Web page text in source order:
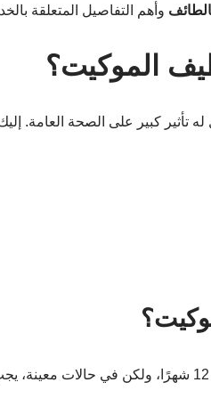
وأهم التفاصيل المتعلقة
الموكيت؟
تأثير كبير على الصحة العامة.